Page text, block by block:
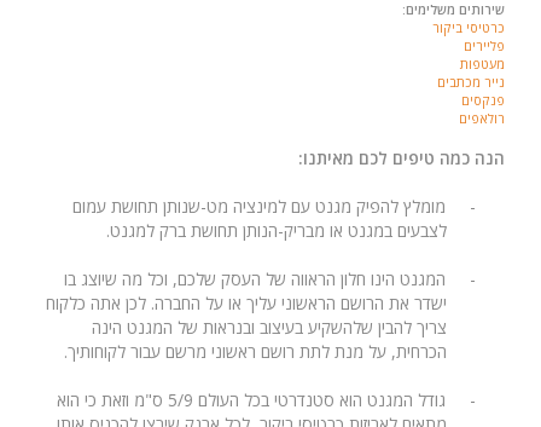
שירותים משלימים:
כרטיסי ביקור
פליירים
מעטפות
נייר מכתבים
פנקסים
רולאפים
הנה כמה טיפים לכם מאיתנו:
-
מומלץ להפיק מגנט עם למינציה מט-שנותן תחושת עמום
לצבעים במגנט או מבריק-הנותן תחושת ברק למגנט.
-
המגנט הינו חלון הראווה של העסק שלכם, וכל מה שיוצג בו
ישדר את הרושם הראשוני עליך או על החברה. לכן אתה כלקוח
צריך להבין שלהשקיע בעיצוב ובנראות של המגנט הינה
הכרחית, על מנת לתת רושם ראשוני מרשם עבור לקוחותיך.
-
גודל המגנט הוא סטנדרטי בכל העולם 5/9 ס"מ וזאת כי הוא